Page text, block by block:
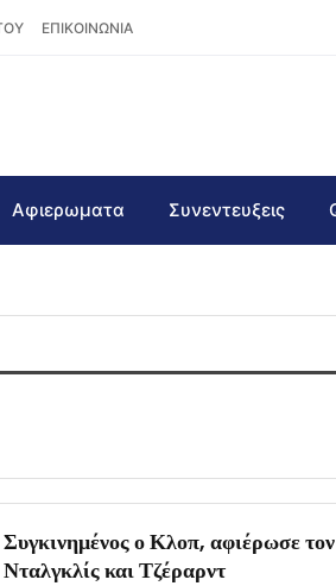
ΕΠΙΚΟΙΝΩΝΙΑ
Αφιερωματα Συνεντευξεις
Συγκινημένος ο Κλοπ, αφιέρωσε τον
Νταλγκλίς και Τζέραρντ